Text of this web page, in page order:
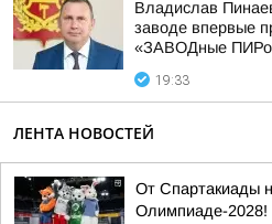
Владислав
заводе впервые
«ЗАВОДные
19:33
ЛЕНТА НОВОСТЕЙ
От Спартакиады
Олимпиаде-2028!